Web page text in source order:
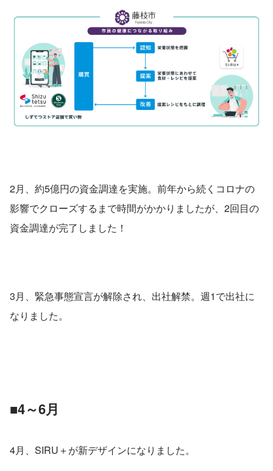
2月、約5億円の資金調達を実施。前年から続くコロナの
影響でクローズするまで時間がかかりましたが、2回目の
資金調達が完了しました！
3月、緊急事態宣言が解除され、出社解禁。週1で出社に
なりました。
■4～6月
4月、SIRU＋が新デザインになりました。